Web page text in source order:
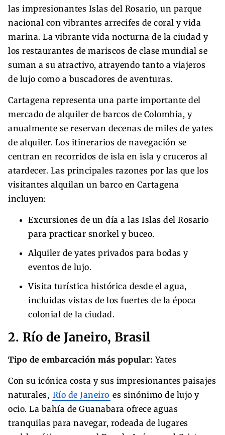
las impresionantes Islas del Rosario, un parque
nacional con vibrantes arrecifes de coral y vida
marina. La vibrante vida nocturna de la ciudad y
los restaurantes de mariscos de clase mundial se
suman a su atractivo, atrayendo tanto a viajeros
de lujo como a buscadores de aventuras.
Cartagena representa una parte importante del
mercado de alquiler de barcos de Colombia, y
anualmente se reservan decenas de miles de yates
de alquiler. Los itinerarios de navegación se
centran en recorridos de isla en isla y cruceros al
atardecer. Las principales razones por las que los
visitantes alquilan un barco en Cartagena
incluyen:
Excursiones de un día a las Islas del Rosario
para practicar snorkel y buceo.
Alquiler de yates privados para bodas y
eventos de lujo.
Visita turística histórica desde el agua,
incluidas vistas de los fuertes de la época
colonial de la ciudad.
2. Río de Janeiro, Brasil
Tipo de embarcación más popular: Yates
Con su icónica costa y sus impresionantes paisajes
naturales, Río de Janeiro es sinónimo de lujo y
ocio. La bahía de Guanabara ofrece aguas
tranquilas para navegar, rodeada de lugares